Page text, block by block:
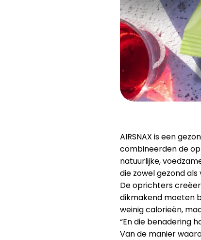
AIRSNAX is een
combineerden de
natuurlijke,
die zowel gezond als
De oprichters
dikmakend moeten
weinig calorieën,
“En die benadering
Van de manier